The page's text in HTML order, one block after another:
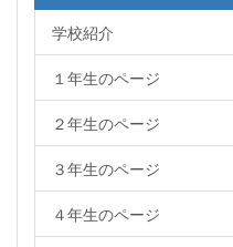
学校紹介
１年生のページ
２年生のページ
３年生のページ
４年生のページ